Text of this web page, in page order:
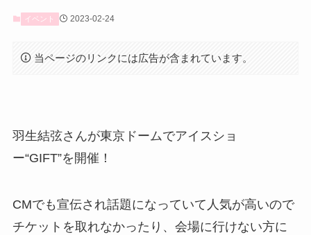
イベント 2023-02-24
当ページのリンクには広告が含まれています。
羽生結弦さんが東京ドームでアイスショ
ー“GIFT”を開催！
CMでも宣伝され話題になっていて人気が高いので
チケットを取れなかったり、会場に行けない方に